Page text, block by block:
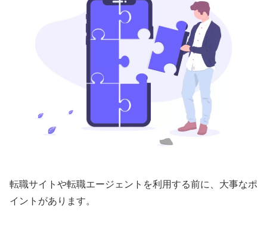
転職サイトや転職エージェントを利用する前に、大事なポ
イントがあります。